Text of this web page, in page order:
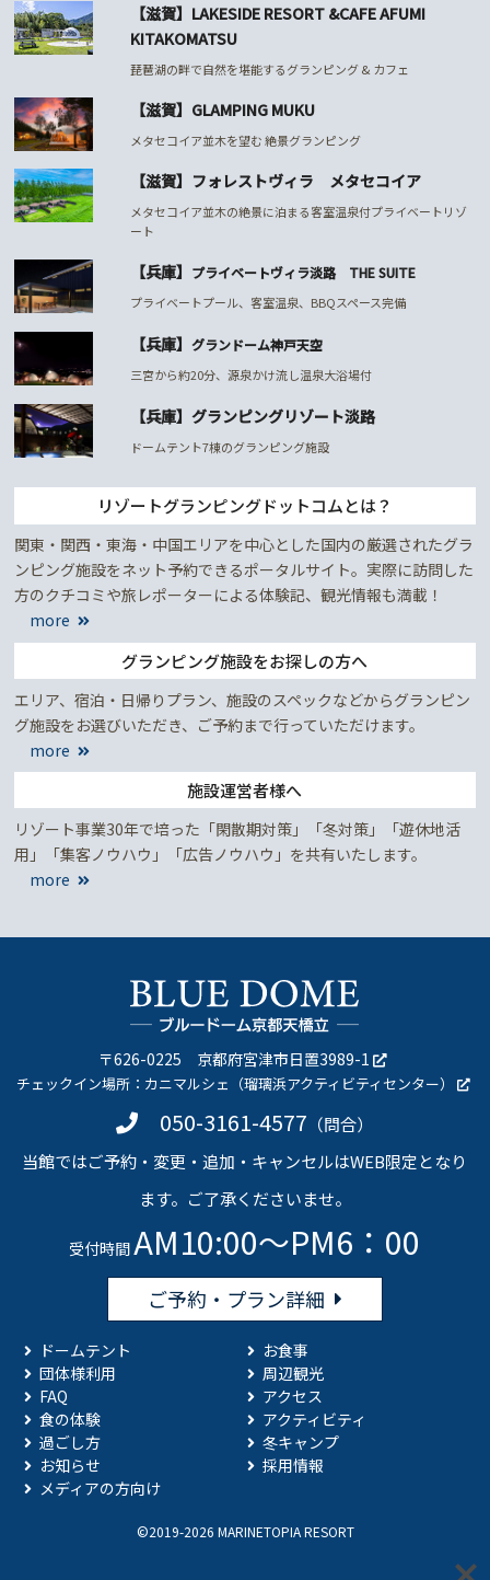
【滋賀】LAKESIDE RESORT &CAFE AFUMI
KITAKOMATSU
琵琶湖の畔で自然を堪能するグランピング & カフェ
【滋賀】GLAMPING MUKU
メタセコイア並木を望む 絶景グランピング
【滋賀】フォレストヴィラ メタセコイア
メタセコイア並木の絶景に泊まる客室温泉付プライベートリゾ
ート
【兵庫】 プライベートヴィラ淡路 THE SUITE
プライベートプール、客室温泉、BBQスペース完備
【兵庫】 グランドーム神戸天空
三宮から約20分、源泉かけ流し温泉大浴場付
【兵庫】グランピングリゾート淡路
ドームテント7棟のグランピング施設
リゾートグランピングドットコムとは？
関東・関西・東海・中国エリアを中心とした国内の厳選されたグラ
ンピング施設をネット予約できるポータルサイト。実際に訪問した
方のクチコミや旅レポーターによる体験記、観光情報も満載！
more
グランピング施設をお探しの方へ
エリア、宿泊・日帰りプラン、施設のスペックなどからグランピン
グ施設をお選びいただき、ご予約まで行っていただけます。
more
施設運営者様へ
リゾート事業30年で培った「閑散期対策」「冬対策」「遊休地活
用」「集客ノウハウ」「広告ノウハウ」を共有いたします。
more
〒626-0225 京都府宮津市日置3989-1
チェックイン場所： カニマルシェ（瑠璃浜アクティビティセンター）
050-3161-4577 （問合）
当館ではご予約・変更・追加・キャンセルはWEB限定となり
ます。ご了承くださいませ。
受付時間AM10:00～PM6：00
ご予約・プラン詳細
ドームテント
お食事
団体様利用
周辺観光
FAQ
アクセス
食の体験
アクティビティ
過ごし方
冬キャンプ
お知らせ
採用情報
メディアの方向け
©2019-2026 MARINETOPIA RESORT